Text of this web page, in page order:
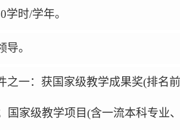
学时/学年。
导。
之一：获国家级教学成果奖(排名
国家级教学项目(含一流本科专业